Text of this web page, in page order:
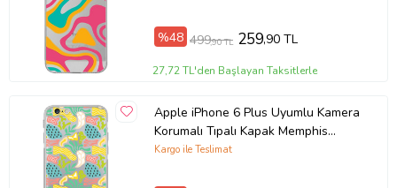
%48 499,90 TL 259,90 TL
27,72 TL'den Başlayan Taksitlerle
Apple iPhone 6 Plus Uyumlu Kamera
Korumalı Tıpalı Kapak Memphis
Desen Tasarımlı Şeffaf Kılıf
Kargo ile Teslimat